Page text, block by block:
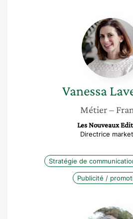
Vanessa
Métier–
Les Nouveaux
Directrice
Stratégie de
Publicité /
Céline